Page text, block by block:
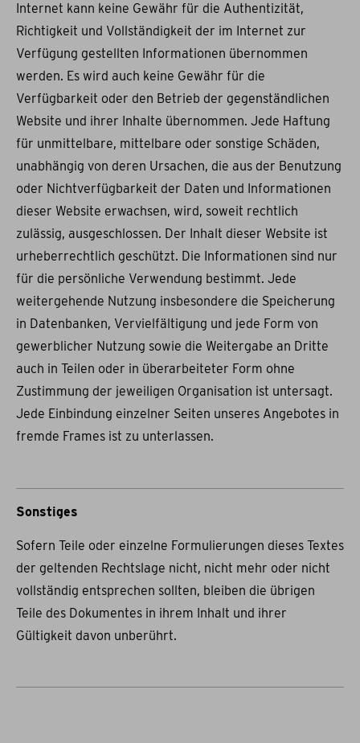
Internet kann keine Gewähr für die Authentizität,
Richtigkeit und Vollständigkeit der im Internet zur
Verfügung gestellten Informationen übernommen
werden. Es wird auch keine Gewähr für die
Verfügbarkeit oder den Betrieb der gegenständlichen
Website und ihrer Inhalte übernommen. Jede Haftung
für unmittelbare, mittelbare oder sonstige Schäden,
unabhängig von deren Ursachen, die aus der Benutzung
oder Nichtverfügbarkeit der Daten und Informationen
dieser Website erwachsen, wird, soweit rechtlich
zulässig, ausgeschlossen. Der Inhalt dieser Website ist
urheberrechtlich geschützt. Die Informationen sind nur
für die persönliche Verwendung bestimmt. Jede
weitergehende Nutzung insbesondere die Speicherung
in Datenbanken, Vervielfältigung und jede Form von
gewerblicher Nutzung sowie die Weitergabe an Dritte
auch in Teilen oder in überarbeiteter Form ohne
Zustimmung der jeweiligen Organisation ist untersagt.
Jede Einbindung einzelner Seiten unseres Angebotes in
fremde Frames ist zu unterlassen.
Sonstiges
Sofern Teile oder einzelne Formulierungen dieses Textes
der geltenden Rechtslage nicht, nicht mehr oder nicht
vollständig entsprechen sollten, bleiben die übrigen
Teile des Dokumentes in ihrem Inhalt und ihrer
Gültigkeit davon unberührt.